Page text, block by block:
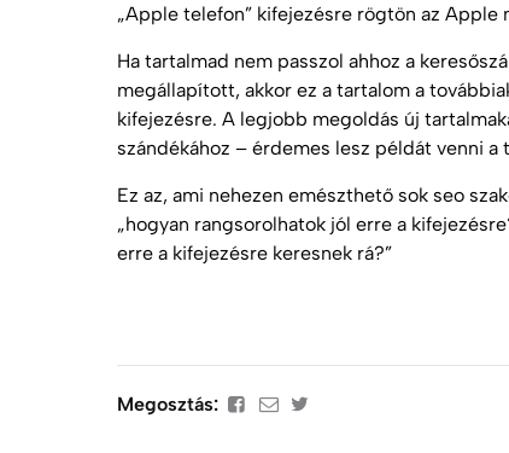
„Apple telefon” kifejezésre rögtön az
Ha tartalmad nem passzol ahhoz a
megállapított, akkor ez a tartalom a
kifejezésre. A legjobb megoldás új
szándékához – érdemes lesz példát venni a
Ez az, ami nehezen emészthető sok seo
„hogyan rangsorolhatok jól erre a
erre a kifejezésre keresnek rá?”
Megosztás: